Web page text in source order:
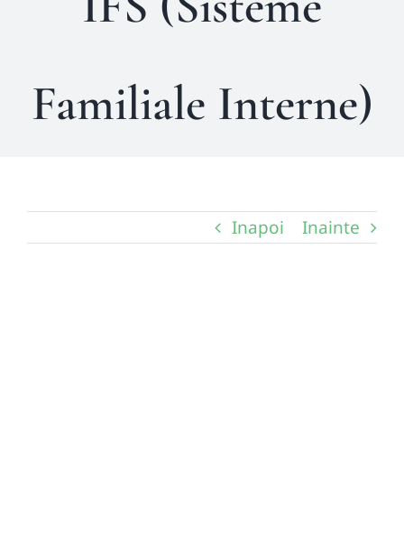
Familiale Interne)
Inapoi Inainte